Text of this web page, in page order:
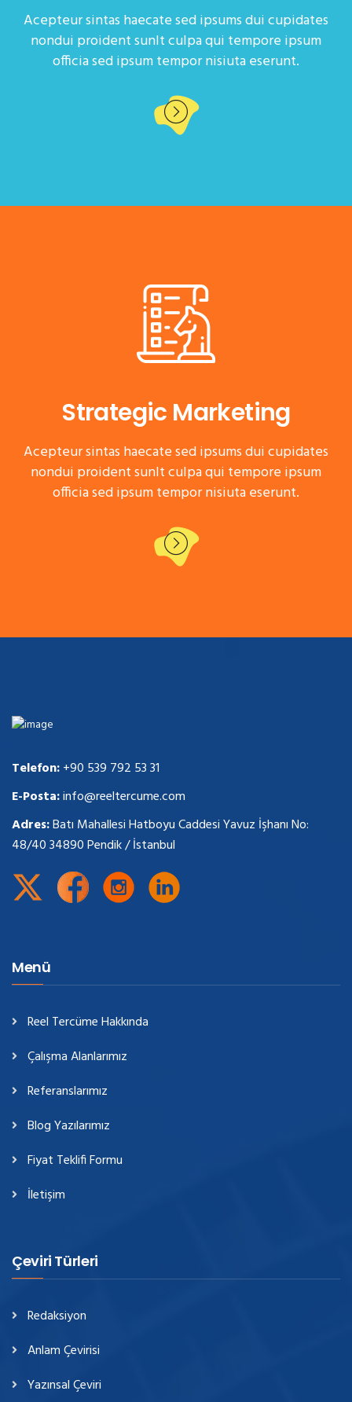
Acepteur sintas haecate sed ipsums dui cupidates
nondui proident sunlt culpa qui tempore ipsum
officia sed ipsum tempor nisiuta eserunt.
Strategic Marketing
Acepteur sintas haecate sed ipsums dui cupidates
nondui proident sunlt culpa qui tempore ipsum
officia sed ipsum tempor nisiuta eserunt.
Telefon:+90 539 792 53 31
E-Posta:info@reeltercume.com
Adres:Batı Mahallesi Hatboyu Caddesi Yavuz İşhanı No:
48/40 34890 Pendik / İstanbul
Menü
Reel Tercüme Hakkında
Çalışma Alanlarımız
Referanslarımız
Blog Yazılarımız
Fiyat Teklifi Formu
İletişim
Çeviri Türleri
Redaksiyon
Anlam Çevirisi
Yazınsal Çeviri